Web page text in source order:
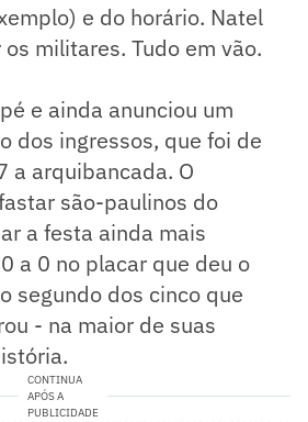
e do horário. Natel
militares. Tudo em vão.
e ainda anunciou um
dos ingressos, que foi de
a arquibancada. O
são-paulinos do
a festa ainda mais
a 0 no placar que deu o
segundo dos cinco que
- na maior de suas
CONTINUA
APÓS A
PUBLICIDADE